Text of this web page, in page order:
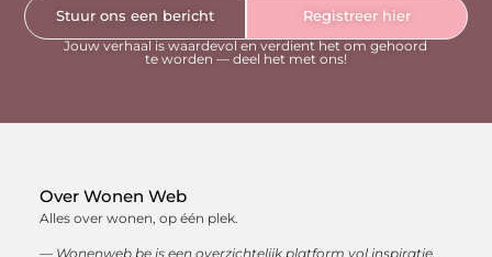
Stuur ons een bericht
Registreer hier
Jouw verhaal is waardevol en verdient het om gehoord
te worden — deel het met ons!
Over Wonen Web
Alles over wonen, op één plek.
— Wonenweb.be is een overzichtelijk platform vol inspiratie,